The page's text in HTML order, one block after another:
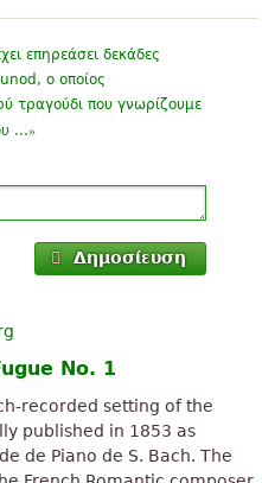
επηρεάσει δεκάδες
ο οποίος
τραγούδι που γνωρίζουμε
...»
23, θα πρέπει να
να έχουμε
να έχει πρόσβαση
του Γιόχαν
Δημοσίευση
No. 1
recorded setting of the
published in 1853 as
de Piano de S. Bach. The